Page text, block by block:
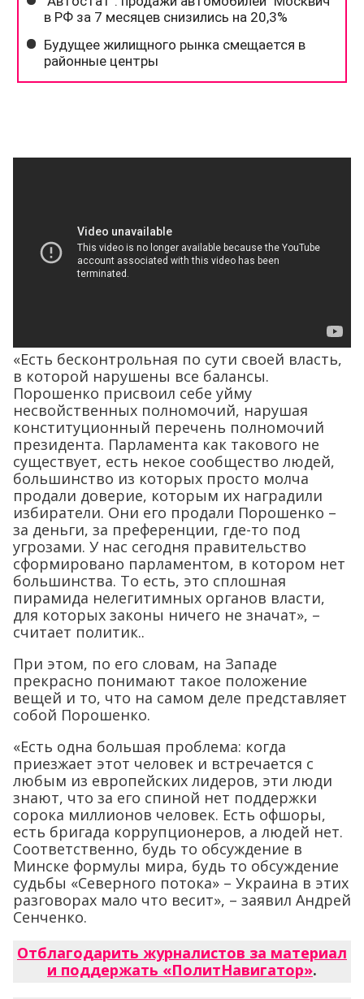
«Есть бесконтрольная по сути своей власть,
в которой нарушены все балансы.
Порошенко присвоил себе уйму
несвойственных полномочий, нарушая
конституционный перечень полномочий
президента. Парламента как такового не
существует, есть некое сообщество людей,
большинство из которых просто молча
продали доверие, которым их наградили
избиратели. Они его продали Порошенко –
за деньги, за преференции, где-то под
угрозами. У нас сегодня правительство
сформировано парламентом, в котором нет
большинства. То есть, это сплошная
пирамида нелегитимных органов власти,
для которых законы ничего не значат», –
считает политик..
При этом, по его словам, на Западе
прекрасно понимают такое положение
вещей и то, что на самом деле представляет
собой Порошенко.
«Есть одна большая проблема: когда
приезжает этот человек и встречается с
любым из европейских лидеров, эти люди
знают, что за его спиной нет поддержки
сорока миллионов человек. Есть офшоры,
есть бригада коррупционеров, а людей нет.
Соответственно, будь то обсуждение в
Минске формулы мира, будь то обсуждение
судьбы «Северного потока» – Украина в этих
разговорах мало что весит», – заявил Андрей
Сенченко.
Отблагодарить журналистов за материал
и поддержать «ПолитНавигатор».